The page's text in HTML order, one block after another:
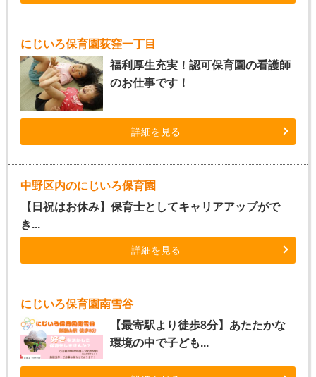
にじいろ保育園荻窪一丁目
福利厚生充実！認可保育園の看護師
のお仕事です！
詳細を見る
中野区内のにじいろ保育園
【日祝はお休み】保育士としてキャリアアップがで
き...
詳細を見る
にじいろ保育園南雪谷
【最寄駅より徒歩8分】あたたかな
環境の中で子ども...